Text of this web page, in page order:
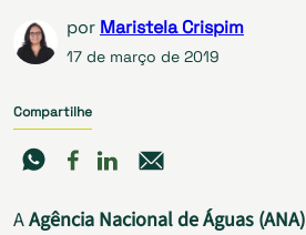
por Maristela Crispim
17 de março de 2019
Compartilhe
AAgência Nacional de Águas (ANA)